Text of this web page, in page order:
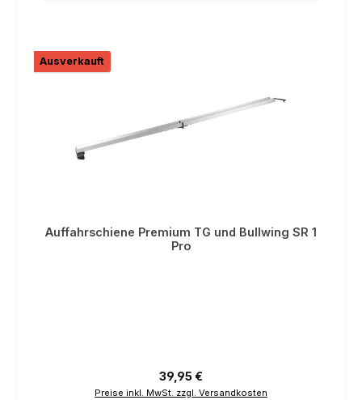
Ausverkauft
Auffahrschiene Premium TG und Bullwing SR 1
Pro
Regulärer Preis:
39,95 €
Preise inkl. MwSt. zzgl. Versandkosten